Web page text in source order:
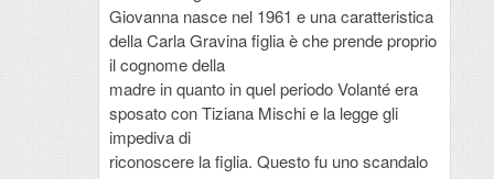
Giovanna nasce nel 1961 e una caratteristica
della Carla Gravina figlia è che prende proprio
il cognome della
madre in quanto in quel periodo Volanté era
sposato con Tiziana Mischi e la legge gli
impediva di
riconoscere la figlia. Questo fu uno scandalo